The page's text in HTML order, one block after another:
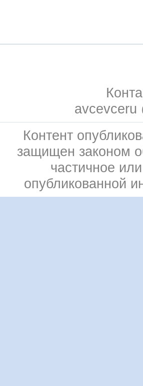
avcevceru
Контент
защищен законом
частичное
опубликованной